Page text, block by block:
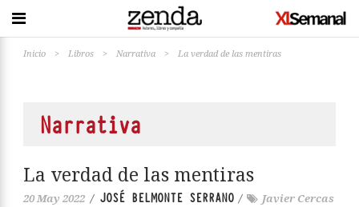
Inicio > Libros > Narrativa > La verdad de las mentiras
Narrativa
La verdad de las mentiras
20 May 2022 / JOSÉ BELMONTE SERRANO / Javier Cercas